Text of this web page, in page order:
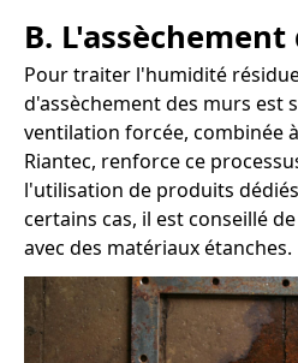
B.
Pour traiter l'humidité
d'assèchement des murs est
ventilation forcée, combinée
Riantec, renforce ce
l'utilisation de produits
certains cas, il est conseillé
avec des matériaux étanches.